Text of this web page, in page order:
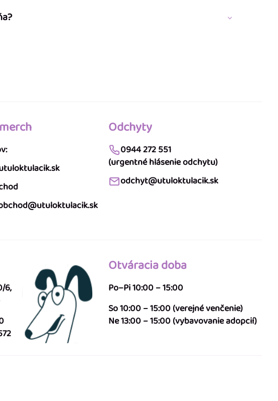
Odchyty
0944 272 551
(urgentné hlásenie odchytu)
odchyt@utuloktulacik.sk
6,
Otváracia doba
Po–Pi 10:00 – 15:00
So 10:00 – 15:00 (verejné venčenie)
Ne 13:00 – 15:00 (vybavovanie adopcií)